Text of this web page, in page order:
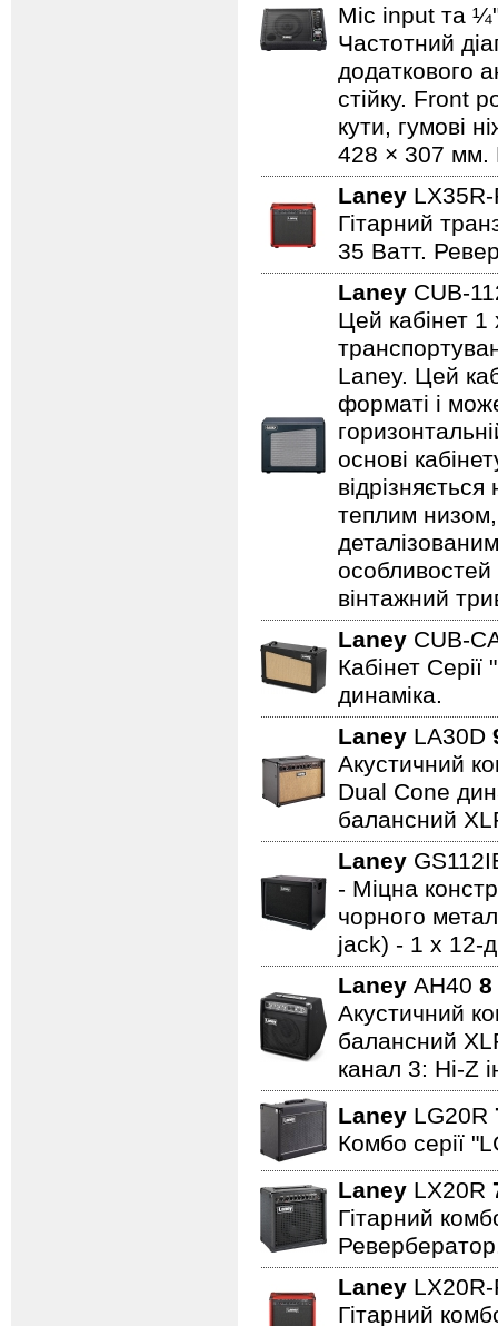
Mic input та
Частотний
додаткового
стійку. Front
кути, гумові
428 × 307 мм.
Laney
Гітарний
35 Ватт.
Laney CUB-
Цей кабінет 1
Laney. Цей
форматі і
основі
теплим
особливостей
вінтажний
Laney CUB-
Кабінет
динаміка.
Laney LA30D
Акустичний
Dual Cone
балансний
Laney
- Міцна
чорного
jack) - 1 x 12-
Laney AH40 8
Акустичний
балансний
канал 3: Hi-Z
Laney LG20R
Комбо серії
Laney LX20R
Гітарний
Laney
Гітарний